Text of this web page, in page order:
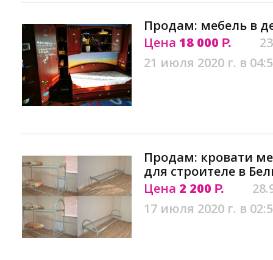
Продам: мебель в
Цена 18 000 Р.
21 июля 2020 г. в
Продам: кровати
для строителе в
Цена 2 200 Р.
17 июля 2020 г. в